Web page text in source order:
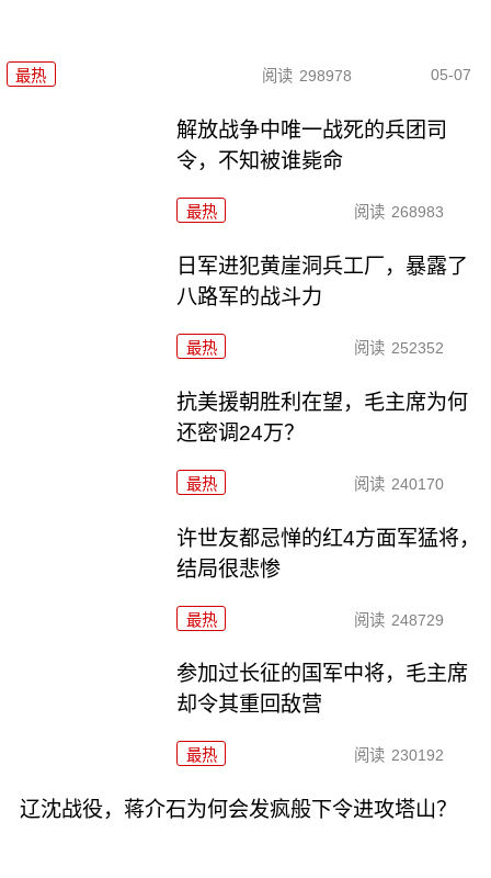
最热 阅读 298978 05-07
解放战争中唯一战死的兵团司
令，不知被谁毙命
最热 阅读 268983
日军进犯黄崖洞兵工厂，暴露了
八路军的战斗力
最热 阅读 252352
抗美援朝胜利在望，毛主席为何
还密调24万？
最热 阅读 240170
许世友都忌惮的红4方面军猛将，
结局很悲惨
最热 阅读 248729
参加过长征的国军中将，毛主席
却令其重回敌营
最热 阅读 230192
辽沈战役，蒋介石为何会发疯般下令进攻塔山？